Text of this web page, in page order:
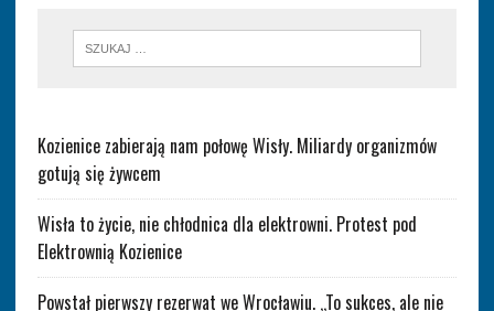
Kozienice zabierają nam połowę Wisły. Miliardy organizmów
gotują się żywcem
Wisła to życie, nie chłodnica dla elektrowni. Protest pod
Elektrownią Kozienice
Powstał pierwszy rezerwat we Wrocławiu. „To sukces, ale nie